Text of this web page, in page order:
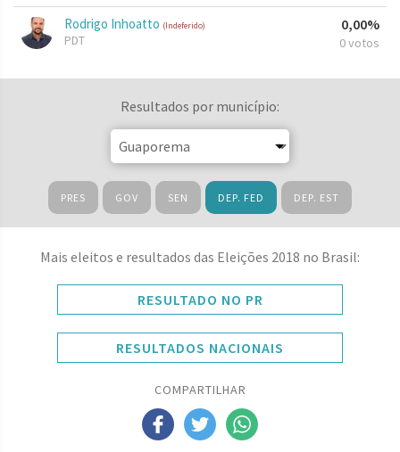
Rodrigo Inhoatto (Indeferido)
PDT
0,00%
0 votos
Resultados por município:
PRES GOV SEN DEP. FED DEP. EST
Mais eleitos e resultados das Eleições 2018 no Brasil:
RESULTADO NO PR
RESULTADOS NACIONAIS
COMPARTILHAR